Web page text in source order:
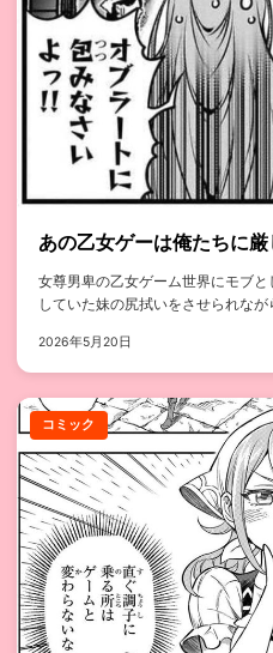
あの乙女ゲーは俺たちに
女尊男卑の乙女ゲーム世界にモブ
していた妹の尻拭いをさせられな
2026年5月20日
コミック